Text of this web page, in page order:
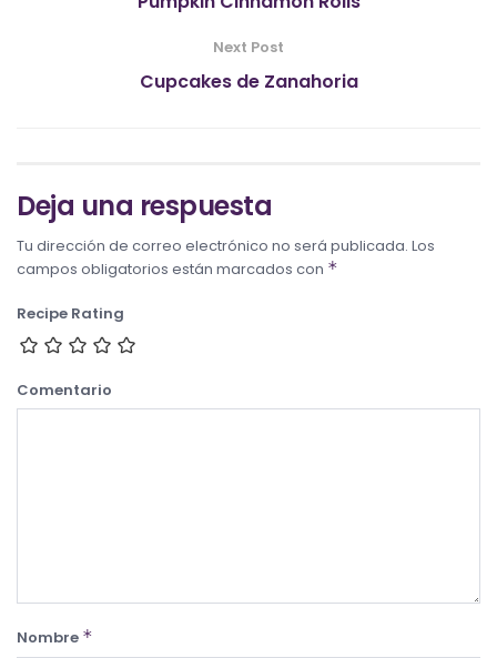
Next Post
Cupcakes de Zanahoria
Deja una respuesta
Tu dirección de correo electrónico no será publicada. Los
campos obligatorios están marcados con *
Recipe Rating
Comentario
Nombre *